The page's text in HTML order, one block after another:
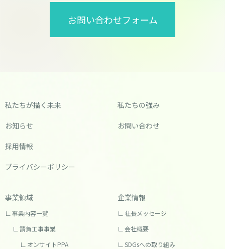
お問い合わせフォーム
私たちが描く未来
お知らせ
採用情報
プライバシーポリシー
私たちの強み
お問い合わせ
事業領域
事業内容一覧
請負工事事業
オンサイトPPA
企業情報
社長メッセージ
会社概要
SDGsへの取り組み